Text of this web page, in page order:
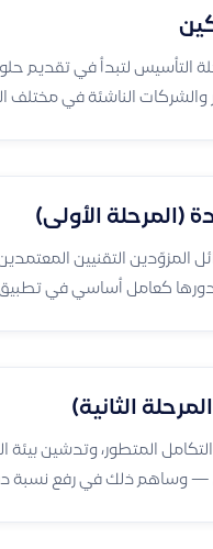
والشركات الناشئة في مختلف
(المرحلة الأولى)
دورها كعامل أساسي في
الثانية)
— وساهم ذلك في رفع نسبة دقة